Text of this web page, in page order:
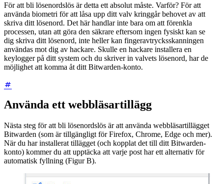
För att bli lösenordslös är detta ett absolut måste. Varför? För att
använda biometri för att låsa upp ditt valv kringgår behovet av att
skriva ditt lösenord. Det här handlar inte bara om att förenkla
processen, utan att göra den säkrare eftersom ingen fysiskt kan se
dig skriva ditt lösenord, inte heller kan fingeravtrycksskanningen
användas mot dig av hackare. Skulle en hackare installera en
keylogger på ditt system och du skriver in valvets lösenord, har de
möjlighet att komma åt ditt Bitwarden-konto.
Använda ett webbläsartillägg
Nästa steg för att bli lösenordslös är att använda webbläsartillägget
Bitwarden (som är tillgängligt för Firefox, Chrome, Edge och mer).
När du har installerat tillägget (och kopplat det till ditt Bitwarden-
konto) kommer du att upptäcka att varje post har ett alternativ för
automatisk fyllning (Figur B).